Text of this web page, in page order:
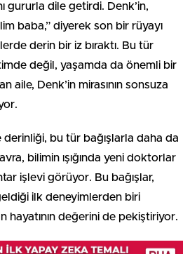
gururla dile getirdi. Denk’in,
baba,” diyerek son bir rüyayı
derin bir iz bıraktı. Bu tür
değil, yaşamda da önemli bir
aile, Denk’in mirasının sonsuza
derinliği, bu tür bağışlarla daha da
bilimin ışığında yeni doktorlar
işlevi görüyor. Bu bağışlar,
ilk deneyimlerden biri
hayatının değerini de pekiştiriyor.